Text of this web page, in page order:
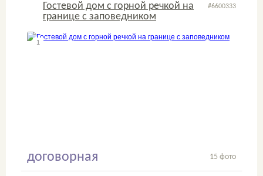
#6600333
Гостевой дом с горной речкой на
границе с заповедником
1
договорная 15 фото